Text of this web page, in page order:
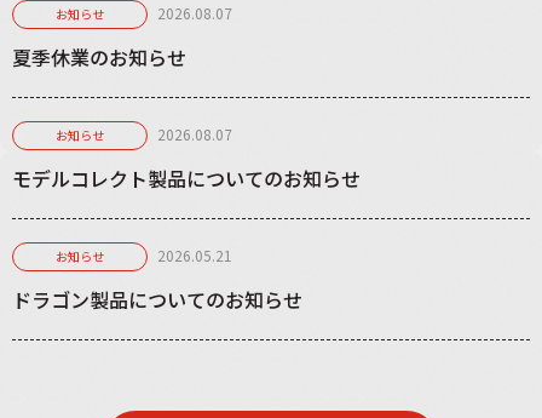
お知らせ 2026.08.07
夏季休業のお知らせ
お知らせ 2026.08.07
モデルコレクト製品についてのお知らせ
お知らせ 2026.05.21
ドラゴン製品についてのお知らせ